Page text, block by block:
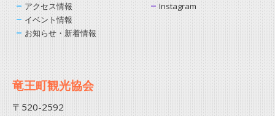
アクセス情報
イベント情報
お知らせ・新着情報
Instagram
竜王町観光協会
〒520-2592